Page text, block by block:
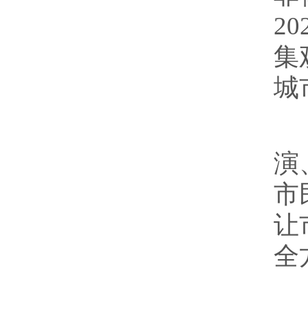
集
城
演
市
让
全